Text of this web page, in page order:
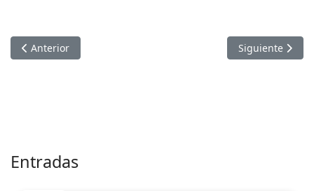
Artículo anterior: PUBLICACION RESULTADOS FINALES
Anterior Artículo
Siguiente
Entradas